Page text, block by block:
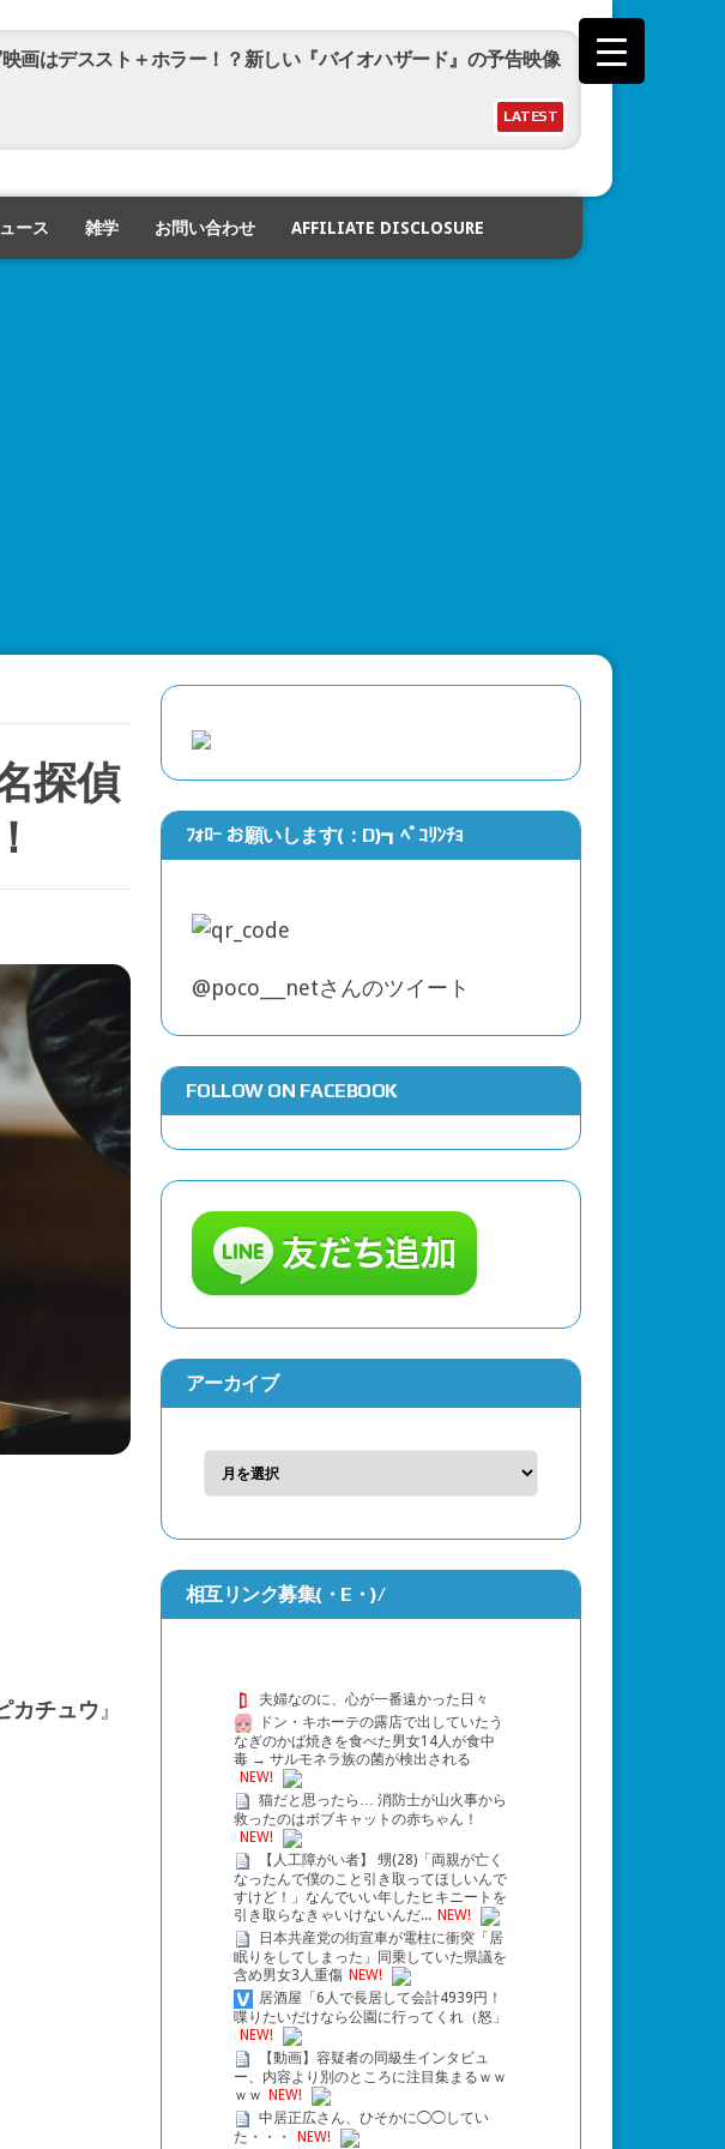
LATEST
画はデススト＋ホラー！？新しい『バイオハザード』の予告映像
ート登場！『アベンジャーズ／ドゥームズデイ』予告映像公開！
もののけ姫』の舞台稽古動画公開！
ース 雑学 お問い合わせ AFFILIATE DISCLOSURE
探偵
カチュウ 』
ﾌｫﾛｰ お願いします(：D)┓ﾍﾟｺﾘﾝﾁｮ
@poco___netさんのツイート
FOLLOW ON FACEBOOK
アーカイブ
相互リンク募集(・Ε・)/
夫婦なのに、心が一番遠かった日々
ドン・キホーテの露店で出していたう
なぎのかば焼きを食べた男女14人が食中
毒 → サルモネラ族の菌が検出される
NEW!
猫だと思ったら… 消防士が山火事から
救ったのはボブキャットの赤ちゃん！
NEW!
【人工障がい者】 甥(28)「両親が亡く
なったんで僕のこと引き取ってほしいんで
すけど！」なんでいい年したヒキニートを
引き取らなきゃいけないんだ... NEW!
日本共産党の街宣車が電柱に衝突「居
眠りをしてしまった」同乗していた県議を
含め男女3人重傷 NEW!
居酒屋「6人で長居して会計4939円！
喋りたいだけなら公園に行ってくれ（怒」
NEW!
【動画】容疑者の同級生インタビュ
ー、内容より別のところに注目集まるｗｗ
ｗｗ NEW!
中居正広さん、ひそかに◯◯してい
た・・・
NEW!